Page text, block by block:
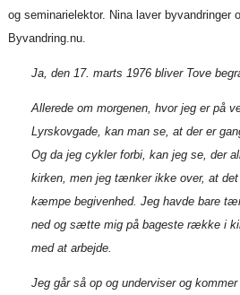
og seminarielektor. Nina laver byvandringer
Byvandring.nu.
Ja, den 17. marts 1976 bliver Tove
Allerede om morgenen, hvor jeg er på
Lyrskovgade, kan man se, at der er
Og da jeg cykler forbi, kan jeg se, der
kirken, men jeg tænker ikke over, at
kæmpe begivenhed. Jeg havde bare
ned og sætte mig på bageste række i
med at arbejde.
Jeg går så op og underviser og